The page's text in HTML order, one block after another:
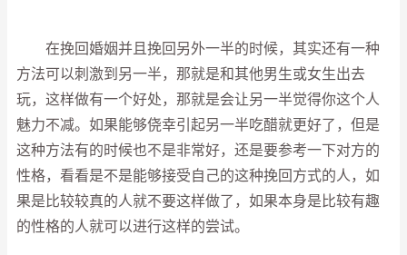
在挽回婚姻并且挽回另外一半的时候，其实还有一种
方法可以刺激到另一半，那就是和其他男生或女生出去
玩，这样做有一个好处，那就是会让另一半觉得你这个人
魅力不减。如果能够侥幸引起另一半吃醋就更好了，但是
这种方法有的时候也不是非常好，还是要参考一下对方的
性格，看看是不是能够接受自己的这种挽回方式的人，如
果是比较较真的人就不要这样做了，如果本身是比较有趣
的性格的人就可以进行这样的尝试。